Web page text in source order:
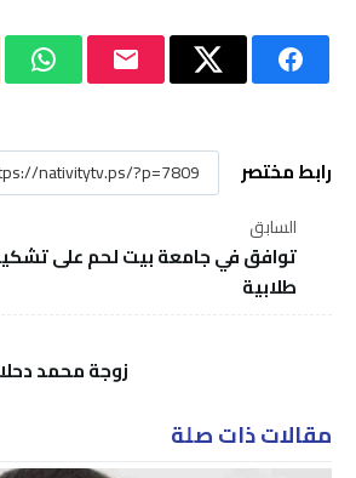
رابط مختصر
السابق
توافق في جامعة بيت لحم على
طلابية
زوجة محمد
مقالات ذات صلة